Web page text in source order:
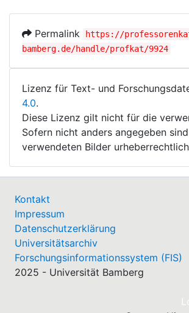
Permalink
https://
bamberg.de/handle/profkat/9924
Lizenz für Text- und
4.0.
Diese Lizenz gilt nicht für die
Sofern nicht anders angegeben
verwendeten Bilder
Kontakt
Impressum
Datenschutzerklärung
Universitätsarchiv
Forschungsinformationssystem (FIS)
2025 - Universität Bamberg